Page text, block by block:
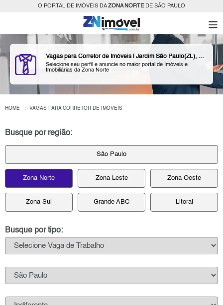
O PORTAL DE IMÓVEIS DAZONA NORTEDE SÃO PAULO
Vagas para Corretor de Imóveis | Jardim São Paulo(ZL), São Paulo, Zona Norte
Selecione seu perfil e anuncie no maior portal de Imóveis e
Imobiliárias da Zona Norte
HOME VAGAS PARA CORRETOR DE IMÓVEIS
Busque por região:
São Paulo
Zona Norte Zona Leste Zona Oeste
Zona Sul Grande ABC Litoral
Busque por tipo: